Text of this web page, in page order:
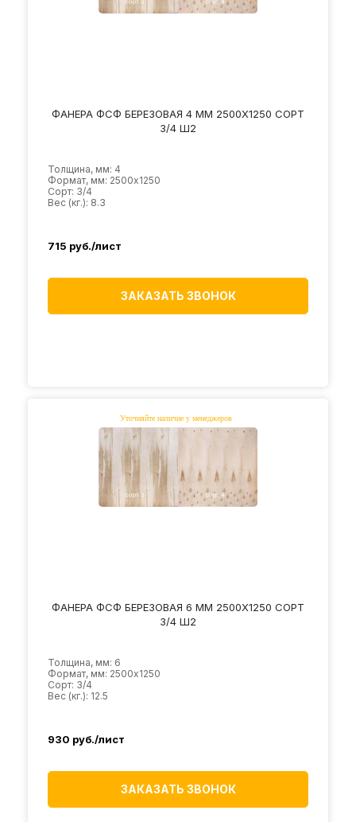
ФАНЕРА ФСФ БЕРЕЗОВАЯ 4 ММ 2500Х1250 СОРТ
3/4 Ш2
Толщина, мм: 4
Формат, мм: 2500х1250
Сорт: 3/4
Вес (кг.): 8.3
715 руб./лист
ЗАКАЗАТЬ ЗВОНОК
ФАНЕРА ФСФ БЕРЕЗОВАЯ 6 ММ 2500Х1250 СОРТ
3/4 Ш2
Толщина, мм: 6
Формат, мм: 2500х1250
Сорт: 3/4
Вес (кг.): 12.5
930 руб./лист
ЗАКАЗАТЬ ЗВОНОК